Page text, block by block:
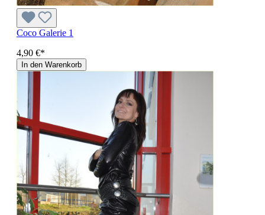
Coco Galerie 1
4,90 €*
In den Warenkorb